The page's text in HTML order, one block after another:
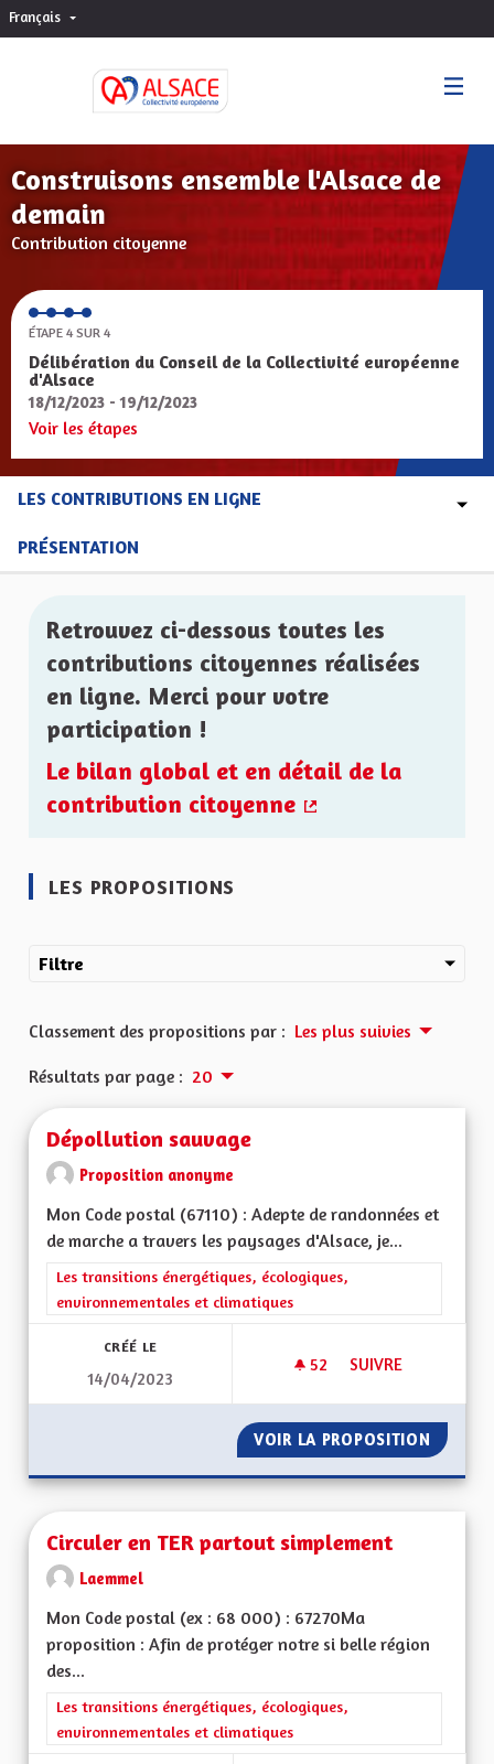
Français Choisir la langue
Construisons ensemble l'Alsace de
demain
Contribution citoyenne
ÉTAPE 4 SUR 4
Délibération du Conseil de la Collectivité européenne
d'Alsace
18/12/2023 - 19/12/2023
Voir les étapes
LES CONTRIBUTIONS EN LIGNE
PRÉSENTATION
Retrouvez ci-dessous toutes les
contributions citoyennes réalisées
en ligne. Merci pour votre
participation !
Le bilan global et en détail de la
contribution citoyenne
LES PROPOSITIONS
Filtre
Classement des propositions par : Les plus suivies
Résultats par page : 20
Dépollution sauvage
Proposition anonyme
Mon Code postal (67110) : Adepte de randonnées et
de marche a travers les paysages d'Alsace, je...
Filtrer les résultats de la catégorie : Les transitions
Les transitions énergétiques, écologiques,
environnementales et climatiques
CRÉÉ LE
14/04/2023
52 52 ABONNÉS
SUIVRE
VOIR LA PROPOSITION
Circuler en TER partout simplement
Laemmel
Mon Code postal (ex : 68 000) : 67270Ma
proposition : Afin de protéger notre si belle région
des...
Filtrer les résultats de la catégorie : Les transitions
Les transitions énergétiques, écologiques,
environnementales et climatiques